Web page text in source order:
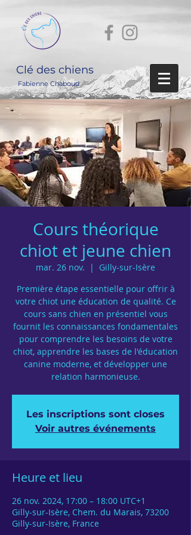
Clé des chiens
Fabienne Chaboud
Cours théorique
chiot et jeune chien
mar. 26 nov.
  |
Gilly-sur-Isère
Première étape essentielle pour offrir à
votre chiot une éducation de qualité. Ce
cours sans chien en présentiel vous
fournit les connaissances fondamentales
pour comprendre les besoins de votre
chiot, apprendre les bases de l'éducation
canine moderne, et développer une
relation harmonieuse.
Les inscriptions sont closes
Voir autres événements
Heure et lieu
26 nov. 2024, 17:00 – 18:00 UTC+1
Gilly-sur-Isère, Chem. du Marais, 73200
Gilly-sur-Isère, France